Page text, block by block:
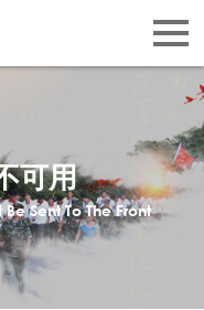
可用
Sent To The Front